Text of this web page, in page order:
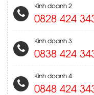
Kinh doanh 2
0828 424
Kinh doanh 3
0838 424
Kinh doanh 4
0848 424